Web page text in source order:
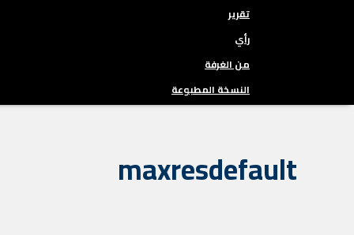
تقرير
رأي
من الغرفة
النسخة المطبوعة
maxresdefault